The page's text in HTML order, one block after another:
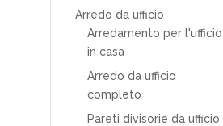
Arredo da ufficio
Arredamento per l'ufficio
in casa
Arredo da ufficio
completo
Pareti divisorie da ufficio